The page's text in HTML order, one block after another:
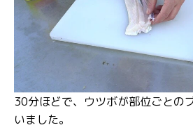
30分ほどで、ウツボが部位ごとの
いました。